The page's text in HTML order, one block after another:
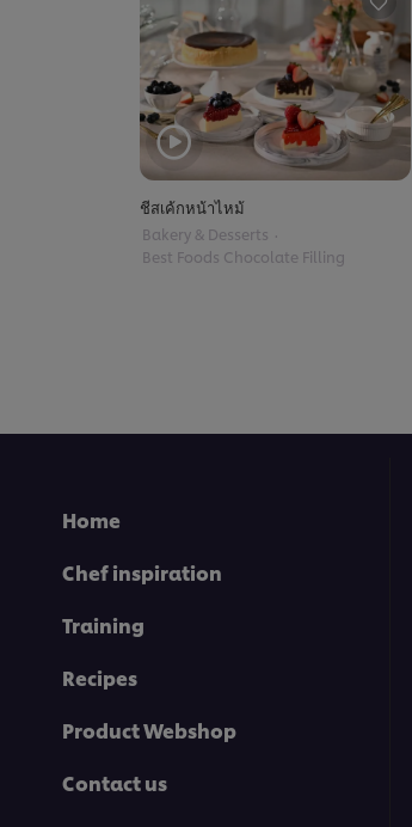
ชีสเค้กหน้าไหม้
Bakery & Desserts
Best Foods Chocolate Filling
Home
Chef inspiration
Training
Recipes
Product Webshop
Contact us